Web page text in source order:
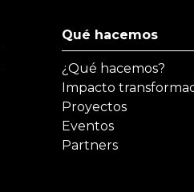
Qué hacemos
¿Qué hacemos?
Impacto
Proyectos
Eventos
Partners